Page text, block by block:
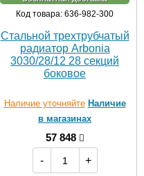
Код товара: 636-982-300
Стальной трехтрубчатый
радиатор Arbonia
3030/28/12 28 секций
боковое
Наличие уточняйте Наличие
в магазинах
57 848
-
+